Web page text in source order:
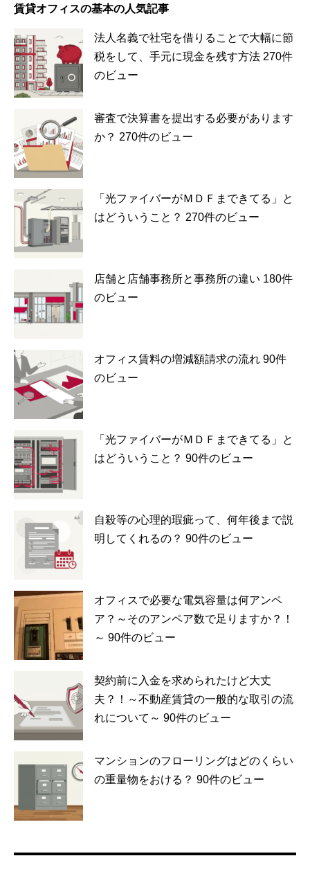
賃貸オフィスの基本の人気記事
法人名義で社宅を借りることで大幅に節
税をして、手元に現金を残す方法 270件
のビュー
審査で決算書を提出する必要があります
か？ 270件のビュー
「光ファイバーがＭＤＦまできてる」と
はどういうこと？ 270件のビュー
店舗と店舗事務所と事務所の違い 180件
のビュー
オフィス賃料の増減額請求の流れ 90件
のビュー
「光ファイバーがＭＤＦまできてる」と
はどういうこと？ 90件のビュー
自殺等の心理的瑕疵って、何年後まで説
明してくれるの？ 90件のビュー
オフィスで必要な電気容量は何アンペ
ア？～そのアンペア数で足りますか？！
～ 90件のビュー
契約前に入金を求められたけど大丈
夫？！～不動産賃貸の一般的な取引の流
れについて～ 90件のビュー
マンションのフローリングはどのくらい
の重量物をおける？ 90件のビュー